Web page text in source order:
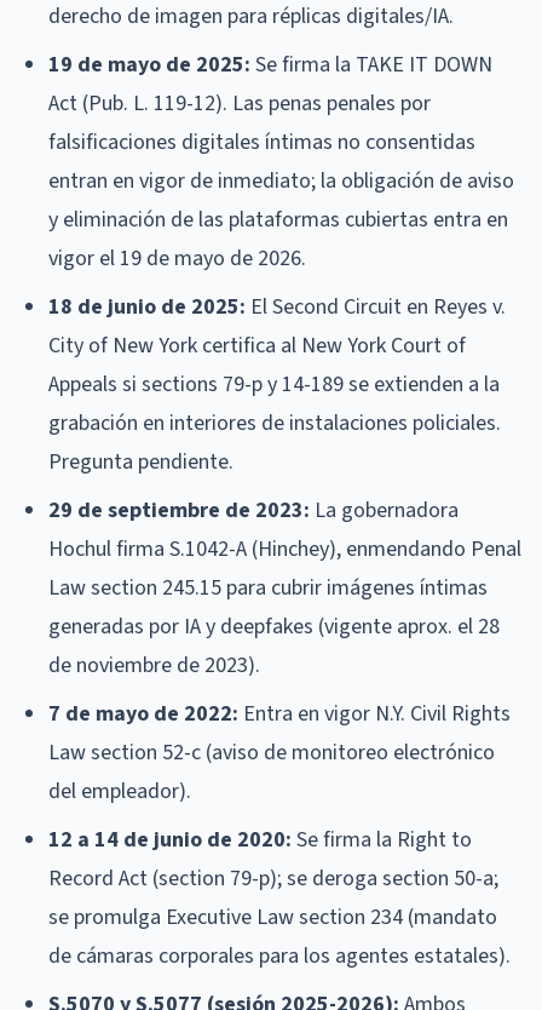
derecho de imagen para réplicas digitales/IA.
19 de mayo de 2025: Se firma la TAKE IT DOWN
Act (Pub. L. 119-12). Las penas penales por
falsificaciones digitales íntimas no consentidas
entran en vigor de inmediato; la obligación de aviso
y eliminación de las plataformas cubiertas entra en
vigor el 19 de mayo de 2026.
18 de junio de 2025: El Second Circuit en Reyes v.
City of New York certifica al New York Court of
Appeals si sections 79-p y 14-189 se extienden a la
grabación en interiores de instalaciones policiales.
Pregunta pendiente.
29 de septiembre de 2023: La gobernadora
Hochul firma S.1042-A (Hinchey), enmendando Penal
Law section 245.15 para cubrir imágenes íntimas
generadas por IA y deepfakes (vigente aprox. el 28
de noviembre de 2023).
7 de mayo de 2022: Entra en vigor N.Y. Civil Rights
Law section 52-c (aviso de monitoreo electrónico
del empleador).
12 a 14 de junio de 2020: Se firma la Right to
Record Act (section 79-p); se deroga section 50-a;
se promulga Executive Law section 234 (mandato
de cámaras corporales para los agentes estatales).